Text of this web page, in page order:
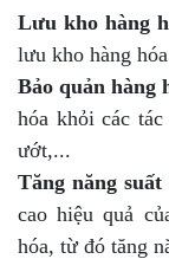
Lưu kho hàng
lưu kho hàng
Bảo quản hàng
hóa khỏi các
ướt,...
Tăng năng
cao hiệu quả
hóa, từ đó tăng